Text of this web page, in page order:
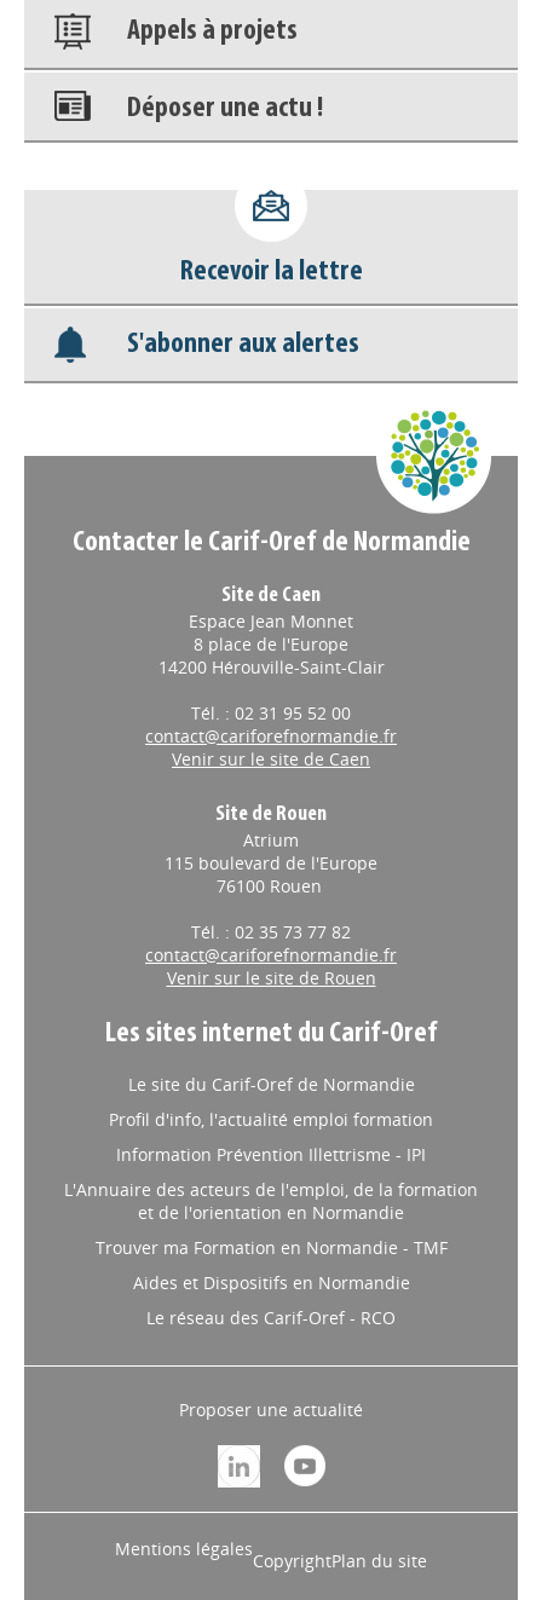
Appels à projets
Déposer une actu !
déconnecter)
Base documentaire
Nos veilles Scoop.it
Recevoir la lettre
S'abonner aux alertes
Contacter le Carif-Oref de Normandie
Site de Caen
Espace Jean Monnet
8 place de l'Europe
14200 Hérouville-Saint-Clair
Tél. : 02 31 95 52 00
contact@cariforefnormandie.fr
Venir sur le site de Caen
Site de Rouen
Atrium
115 boulevard de l'Europe
76100 Rouen
Tél. : 02 35 73 77 82
contact@cariforefnormandie.fr
Venir sur le site de Rouen
Les sites internet du Carif-Oref
Le site du Carif-Oref de Normandie
Profil d'info, l'actualité emploi formation
Information Prévention Illettrisme - IPI
L'Annuaire des acteurs de l'emploi, de la formation
et de l'orientation en Normandie
Trouver ma Formation en Normandie - TMF
Aides et Dispositifs en Normandie
Le réseau des Carif-Oref - RCO
Proposer une actualité
Mentions légales
CopyrightPlan du site